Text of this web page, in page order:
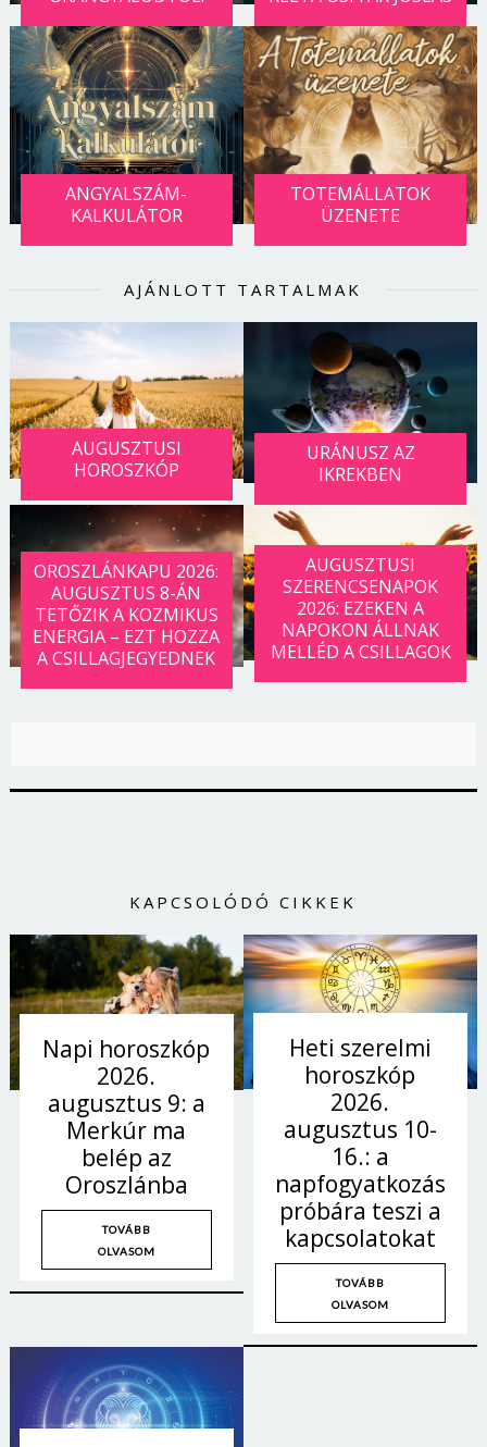
ANGYALSZÁM-
KALKULÁTOR
TOTEMÁLLATOK
ÜZENETE
AJÁNLOTT TARTALMAK
AUGUSZTUSI
HOROSZKÓP
URÁNUSZ AZ
IKREKBEN
OROSZLÁNKAPU 2026:
AUGUSZTUS 8-ÁN
TETŐZIK A KOZMIKUS
ENERGIA – EZT HOZZA
A CSILLAGJEGYEDNEK
AUGUSZTUSI
SZERENCSENAPOK
2026: EZEKEN A
NAPOKON ÁLLNAK
MELLÉD A CSILLAGOK
KAPCSOLÓDÓ CIKKEK
Napi horoszkóp
2026.
augusztus 9: a
Merkúr ma
belép az
Oroszlánba
TOVÁBB
OLVASOM
Heti szerelmi
horoszkóp
2026.
augusztus 10-
16.: a
napfogyatkozás
próbára teszi a
kapcsolatokat
TOVÁBB
OLVASOM
Mégse Bejelentkezés